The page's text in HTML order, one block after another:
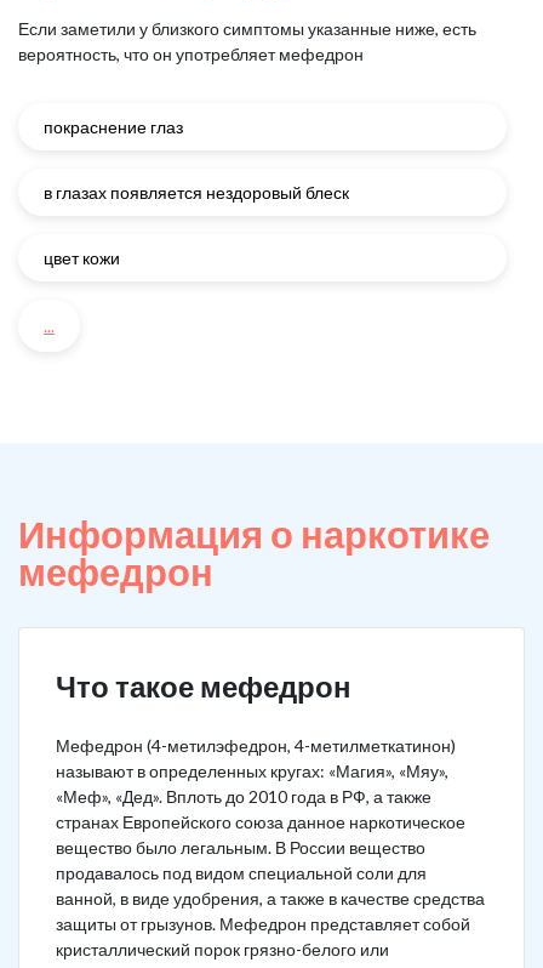
Если заметили у близкого симптомы указанные ниже, есть
вероятность, что он употребляет мефедрон
покраснение глаз
в глазах появляется нездоровый блеск
цвет кожи
...
Информация о наркотике
мефедрон
Что такое мефедрон
Мефедрон (4-метилэфедрон, 4-метилметкатинон)
называют в определенных кругах: «Магия», «Мяу»,
«Меф», «Дед». Вплоть до 2010 года в РФ, а также
странах Европейского союза данное наркотическое
вещество было легальным. В России вещество
продавалось под видом специальной соли для
ванной, в виде удобрения, а также в качестве средства
защиты от грызунов. Мефедрон представляет собой
кристаллический порок грязно-белого или